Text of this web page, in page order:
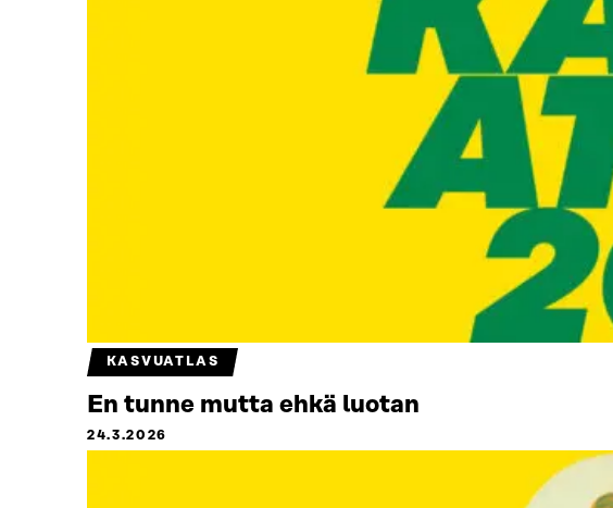
KASVUATLAS
En tunne mutta ehkä luotan
24.3.2026